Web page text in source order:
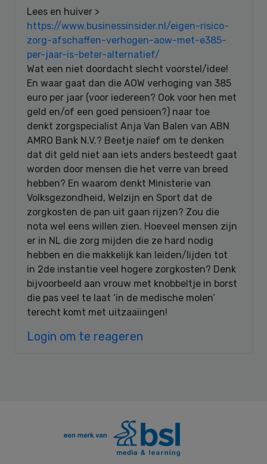
Lees en huiver >
https://www.businessinsider.nl/eigen-risico-
zorg-afschaffen-verhogen-aow-met-e385-
per-jaar-is-beter-alternatief/
Wat een niet doordacht slecht voorstel/idee!
En waar gaat dan die AOW verhoging van 385
euro per jaar (voor iedereen? Ook voor hen met
geld en/of een goed pensioen?) naar toe
denkt zorgspecialist Anja Van Balen van ABN
AMRO Bank N.V.? Beetje naïef om te denken
dat dit geld niet aan iets anders besteedt gaat
worden door mensen die het verre van breed
hebben? En waarom denkt Ministerie van
Volksgezondheid, Welzijn en Sport dat de
zorgkosten de pan uit gaan rijzen? Zou die
nota wel eens willen zien. Hoeveel mensen zijn
er in NL die zorg mijden die ze hard nodig
hebben en die makkelijk kan leiden/lijden tot
in 2de instantie veel hogere zorgkosten? Denk
bijvoorbeeld aan vrouw met knobbeltje in borst
die pas veel te laat ‘in de medische molen’
terecht komt met uitzaaiingen!
Login om te reageren